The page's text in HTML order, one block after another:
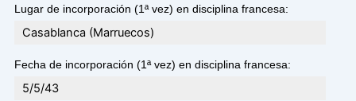
Lugar de incorporación (1ª vez) en disciplina francesa:
Casablanca (Marruecos)
Fecha de incorporación (1ª vez) en disciplina francesa:
5/5/43